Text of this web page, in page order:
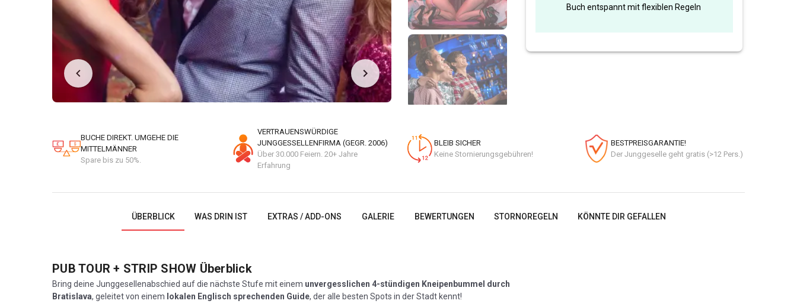
Buch entspannt mit flexiblen Regeln
BUCHE DIREKT. UMGEHE DIE
MITTELMÄNNER
Spare bis zu 50%.
VERTRAUENSWÜRDIGE
JUNGGESSELLENFIRMA (GEGR. 2006)
Über 30.000 Feiern. 20+ Jahre
Erfahrung
BLEIB SICHER
Keine Stornierungsgebühren!
BESTPREISGARANTIE!
Der Junggeselle geht gratis (>12 Pers.)
ÜBERBLICK WAS DRIN IST EXTRAS / ADD-ONS GALERIE BEWERTUNGEN STORNOREGELN KÖNNTE DIR GEFALLEN
PUB TOUR + STRIP SHOW Überblick
Bring deine Junggesellenabschied auf die nächste Stufe mit einem unvergesslichen 4-stündigen Kneipenbummel durch
Bratislava, geleitet von einem lokalen Englisch sprechenden Guide, der alle besten Spots in der Stadt kennt!